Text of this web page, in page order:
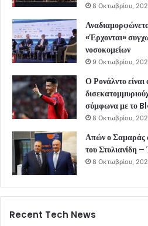
8 Οκτωβρίου,
«Έρχονται»
νοσοκομείων
9 Οκτωβρίου,
Ο Ρονάλντο
σύμφωνα με το
8 Οκτωβρίου,
Απών ο Σαμαράς
του Στυλιανίδη –
8 Οκτωβρίου,
Recent Tech News